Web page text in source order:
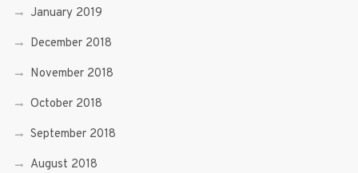
January 2019
December 2018
November 2018
October 2018
September 2018
August 2018